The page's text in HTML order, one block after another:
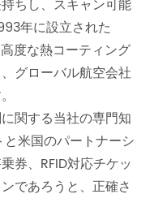
ちし、スキャン可能
年に設立された
度な熱コーティング
グローバル航空会社
関する当社の専門知
米国のパートナーシ
券、RFID対応チケッ
であろうと、正確さ